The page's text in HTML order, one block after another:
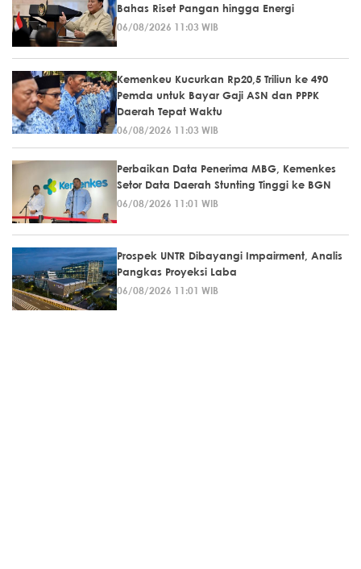
Bahas Riset Pangan hingga Energi
06/08/2026 11:03 WIB
Kemenkeu Kucurkan Rp20,5 Triliun ke 490
Pemda untuk Bayar Gaji ASN dan PPPK
Daerah Tepat Waktu
06/08/2026 11:03 WIB
Perbaikan Data Penerima MBG, Kemenkes
Setor Data Daerah Stunting Tinggi ke BGN
06/08/2026 11:01 WIB
Prospek UNTR Dibayangi Impairment, Analis
Pangkas Proyeksi Laba
06/08/2026 11:01 WIB